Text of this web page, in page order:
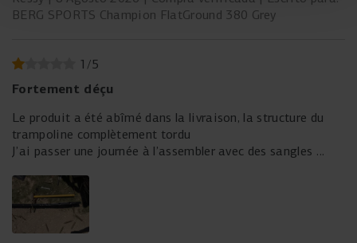
marco cuenta con una capa adicional de recubrimiento en
estabilidad, para que puedas confiar durante años en una
cama elástica sólida y de alto rendimiento.
BERG SPORTS Champion FlatGround 380 Grey
1 /5
Fortement déçu
Le produit a été abîmé dans la livraison, la structure du
trampoline complètement tordu
J’ai passer une journée à l’assembler avec des sangles
fortement déçu